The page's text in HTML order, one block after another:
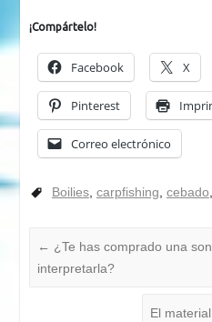
¡Compártelo!
Facebook X
Pinterest
Correo electrónico
Boilies, carpfishing cebado
← ¿Te has comprado una
interpretarla?
El